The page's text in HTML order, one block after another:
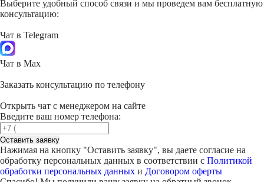
Выберите удобный способ связи и мы проведем вам бесплатную
консультацию:
Чат в Telegram
Чат в Max
Заказать консультацию по телефону
Открыть чат с менеджером на сайте
Введите ваш номер телефона:
Оставить заявку
Нажимая на кнопку "Оставить заявку", вы даете согласие на
обработку персональных данных в соответствии с Политикой
обработки персональных данных и Договором оферты